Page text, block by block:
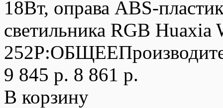
18Вт, оправа ABS-
светильника RGB
9 845 р. 8 861 р.
В корзину